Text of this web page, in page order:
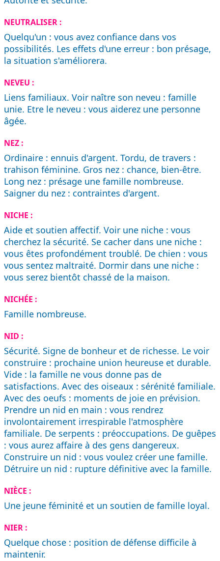
NEUTRALISER :
Quelqu'un : vous avez confiance dans vos
possibilités. Les effets d'une erreur : bon présage,
la situation s'améliorera.
NEVEU :
Liens familiaux. Voir naître son neveu : famille
unie. Etre le neveu : vous aiderez une personne
âgée.
NEZ :
Ordinaire : ennuis d'argent. Tordu, de travers :
trahison féminine. Gros nez : chance, bien-être.
Long nez : présage une famille nombreuse.
Saigner du nez : contraintes d'argent.
NICHE :
Aide et soutien affectif. Voir une niche : vous
cherchez la sécurité. Se cacher dans une niche :
vous êtes profondément troublé. De chien : vous
vous sentez maltraité. Dormir dans une niche :
vous serez bientôt chassé de la maison.
NICHÉE :
Famille nombreuse.
NID :
Sécurité. Signe de bonheur et de richesse. Le voir
construire : prochaine union heureuse et durable.
Vide : la famille ne vous donne pas de
satisfactions. Avec des oiseaux : sérénité familiale.
Avec des oeufs : moments de joie en prévision.
Prendre un nid en main : vous rendrez
involontairement irrespirable l'atmosphère
familiale. De serpents : préoccupations. De guêpes
: vous aurez affaire à des gens dangereux.
Construire un nid : vous voulez créer une famille.
Détruire un nid : rupture définitive avec la famille.
NIÈCE :
Une jeune féminité et un soutien de famille loyal.
NIER :
Quelque chose : position de défense difficile à
maintenir.